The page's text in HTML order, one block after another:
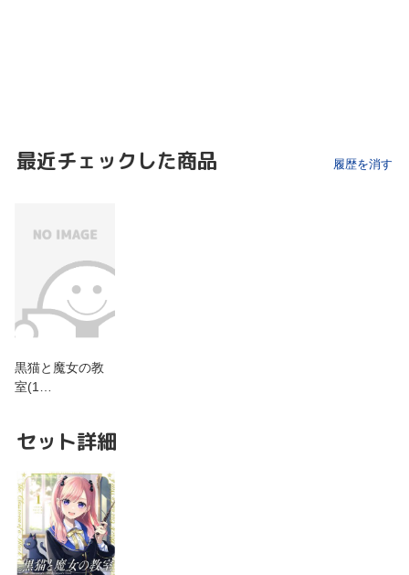
最近チェックした商品 履歴を消す
黒猫と魔女の教
室(1…
セット詳細